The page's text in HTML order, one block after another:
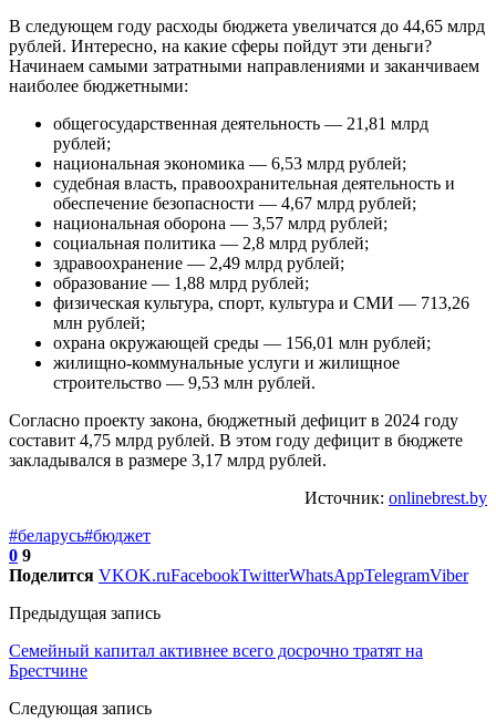
В следующем году расходы бюджета увеличатся до 44,65 млрд
рублей. Интересно, на какие сферы пойдут эти деньги?
Начинаем самыми затратными направлениями и заканчиваем
наиболее бюджетными:
общегосударственная деятельность — 21,81 млрд
рублей;
национальная экономика — 6,53 млрд рублей;
судебная власть, правоохранительная деятельность и
обеспечение безопасности — 4,67 млрд рублей;
национальная оборона — 3,57 млрд рублей;
социальная политика — 2,8 млрд рублей;
здравоохранение — 2,49 млрд рублей;
образование — 1,88 млрд рублей;
физическая культура, спорт, культура и СМИ — 713,26
млн рублей;
охрана окружающей среды — 156,01 млн рублей;
жилищно-коммунальные услуги и жилищное
строительство — 9,53 млн рублей.
Согласно проекту закона, бюджетный дефицит в 2024 году
составит 4,75 млрд рублей. В этом году дефицит в бюджете
закладывался в размере 3,17 млрд рублей.
Источник: onlinebrest.by
#беларусь#бюджет
0 9
Поделится VKOK.ruFacebookTwitterWhatsAppTelegramViber
Предыдущая запись
Семейный капитал активнее всего досрочно тратят на
Брестчине
Следующая запись